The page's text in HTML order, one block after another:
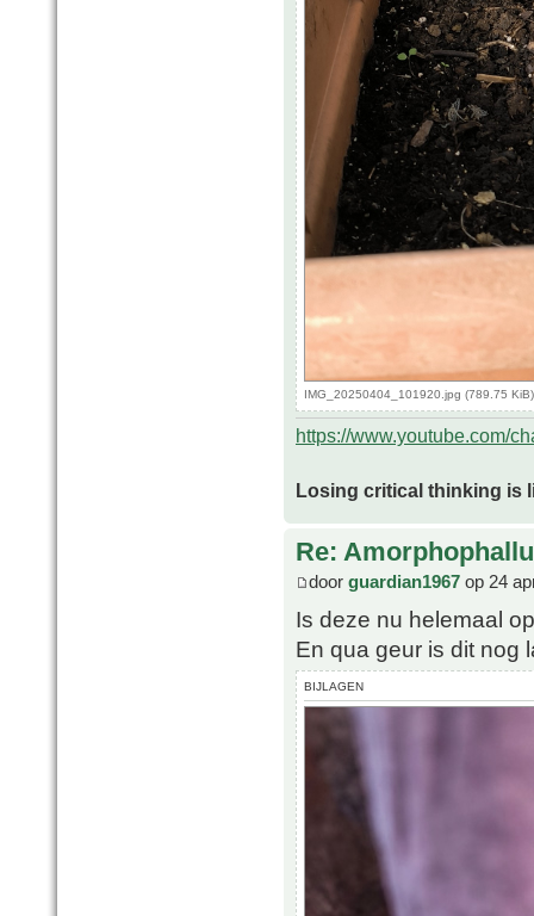
IMG_20250404_101920.jpg (789.75
https://www.youtube.com/
Losing critical thinking is
Re:
door guardian1967 op 24
Is deze nu helemaal
En qua geur is dit nog
BIJLAGEN